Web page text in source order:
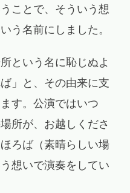
ことで、そういう想
う名前にしました。
という名に恥じぬよ
」と、その由来に支
す。公演ではいつ
所が、お越しくださ
ろば（素晴らしい場
想いで演奏をしてい